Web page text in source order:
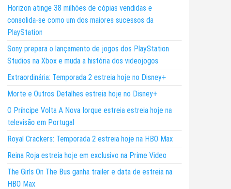
Horizon atinge 38 milhões de cópias vendidas e
consolida-se como um dos maiores sucessos da
PlayStation
Sony prepara o lançamento de jogos dos PlayStation
Studios na Xbox e muda a história dos videojogos
Extraordinária: Temporada 2 estreia hoje no Disney+
Morte e Outros Detalhes estreia hoje no Disney+
O Príncipe Volta A Nova Iorque estreia estreia hoje na
televisão em Portugal
Royal Crackers: Temporada 2 estreia hoje na HBO Max
Reina Roja estreia hoje em exclusivo na Prime Video
The Girls On The Bus ganha trailer e data de estreia na
HBO Max